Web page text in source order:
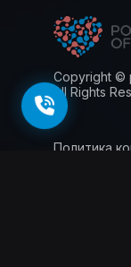
Copyright ©
All Rights
Политика